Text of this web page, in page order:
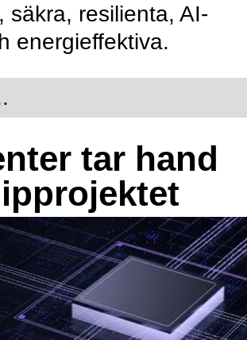
säkra, resilienta, AI-
energieffektiva.
tar hand